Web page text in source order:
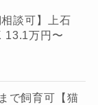
談可】上石
13.1万円〜
で飼育可【猫